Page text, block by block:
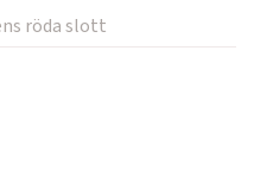
röda slott